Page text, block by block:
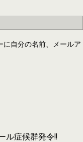
に自分の名前、メールア
症候群発令!!